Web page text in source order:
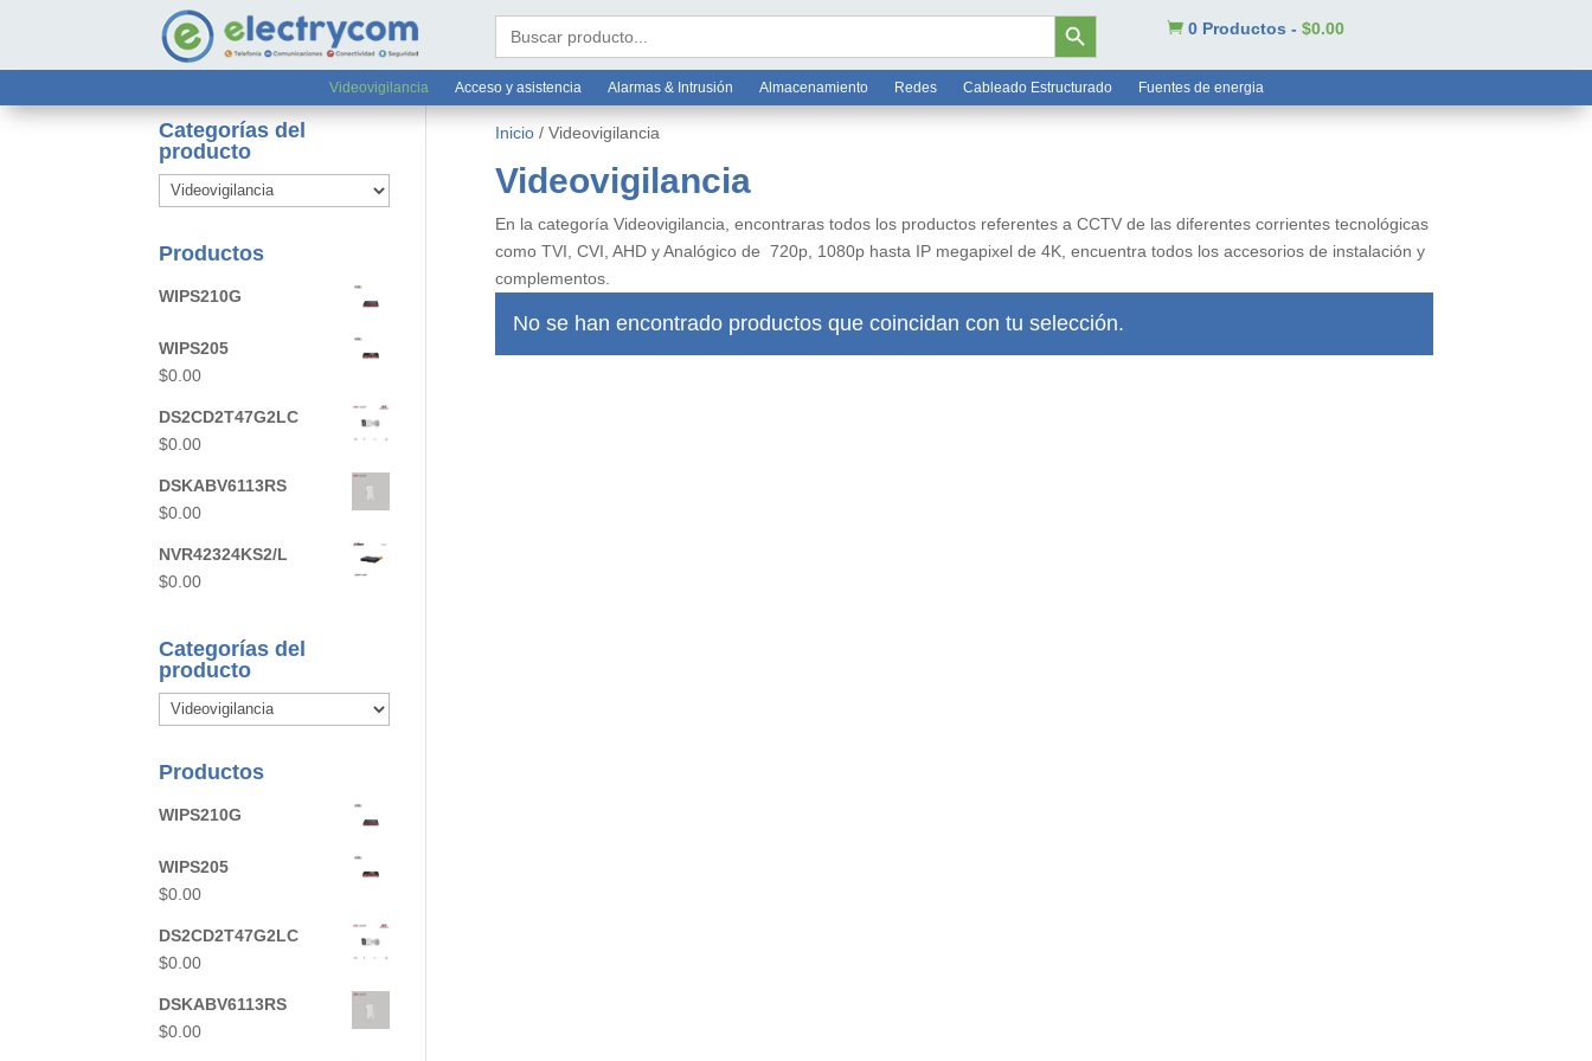
 online@electrycom.mx 33 3826 7812
Buscar: Botón de búsqueda
 0 Productos - $0.00
Videovigilancia Acceso y asistencia Alarmas & Intrusión Almacenamiento Redes Cableado Estructurado Fuentes de energia
Inicio/ Videovigilancia
Videovigilancia
En la categoría Videovigilancia, encontraras todos los productos referentes a CCTV de las diferentes corrientes tecnológicas
como TVI, CVI, AHD y Analógico de 720p, 1080p hasta IP megapixel de 4K, encuentra todos los accesorios de instalación y
complementos.
No se han encontrado productos que coincidan con tu selección.
Categorías del
producto
Productos
WIPS210G
WIPS205
$0.00
DS2CD2T47G2LC
$0.00
DSKABV6113RS
$0.00
NVR42324KS2/L
$0.00
Categorías del
producto
Productos
WIPS210G
WIPS205
$0.00
DS2CD2T47G2LC
$0.00
DSKABV6113RS
$0.00